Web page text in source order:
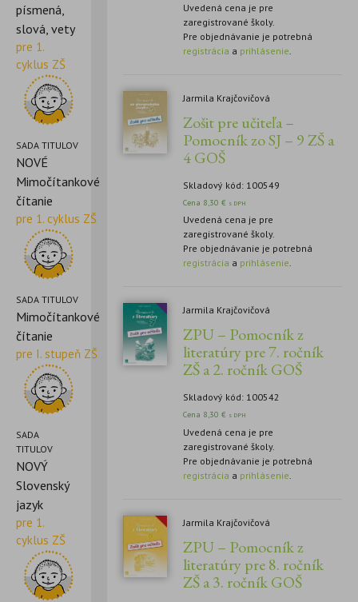
písmená,
slová, vety
pre 1.
cyklus ZŠ
SADA TITULOV
NOVÉ
Mimočítankové
čítanie
pre 1. cyklus ZŠ
SADA TITULOV
Mimočítankové
čítanie
pre I. stupeň ZŠ
SADA
TITULOV
NOVÝ
Slovenský
jazyk
pre 1.
cyklus ZŠ
Uvedená cena je pre
zaregistrované školy.
Pre objednávanie je potrebná
registrácia a prihlásenie.
Jarmila Krajčovičová
Zošit pre učiteľa –
Pomocník zo SJ – 9 ZŠ a
4 GOŠ
Skladový kód: 100549
Cena 8,30€ s DPH
Uvedená cena je pre
zaregistrované školy.
Pre objednávanie je potrebná
registrácia a prihlásenie.
Jarmila Krajčovičová
ZPU – Pomocník z
literatúry pre 7. ročník
ZŠ a 2. ročník GOŠ
Skladový kód: 100542
Cena 8,30€ s DPH
Uvedená cena je pre
zaregistrované školy.
Pre objednávanie je potrebná
registrácia a prihlásenie
Jarmila Krajčovičová
ZPU – Pomocník z
literatúry pre 8. ročník
ZŠ a 3. ročník GOŠ